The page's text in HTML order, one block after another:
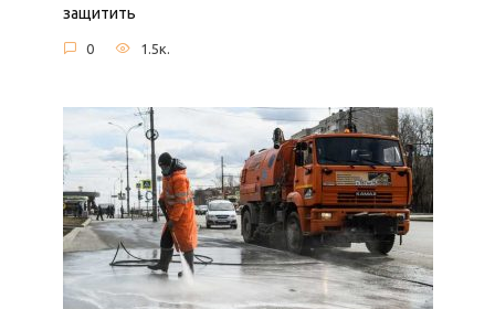
защитить
0 1.5к.